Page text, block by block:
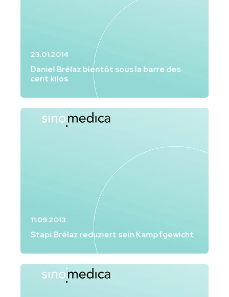
23.01.2014
Daniel Brélaz bientôt sous la barre des
cent kilos
11.09.2013
Stapi Brélaz reduziert sein Kampfgewicht
Blick